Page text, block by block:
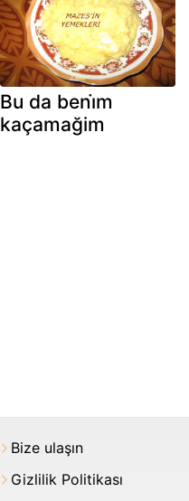
Bu da beni̇m
kaçamağim
Bize ulaşın
Gizlilik Politikası